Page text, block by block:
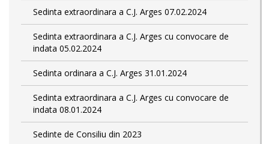
Sedinta extraordinara a C.J. Arges 07.02.2024
Sedinta extraordinara a C.J. Arges cu convocare de
indata 05.02.2024
Sedinta ordinara a C.J. Arges 31.01.2024
Sedinta extraordinara a C.J. Arges cu convocare de
indata 08.01.2024
Sedinte de Consiliu din 2023